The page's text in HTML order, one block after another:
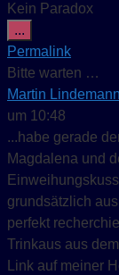
Kein Paradox
...
Permalink
Bitte warten …
Martin Lindemann
um 10:48
...habe gerade
Magdalena und
grundsätzlich
perfekt
Trinkaus aus
Link auf meiner